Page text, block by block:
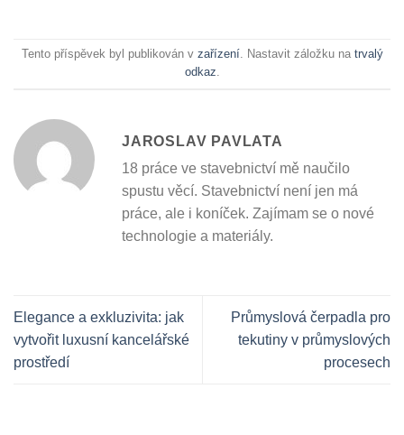
Tento příspěvek byl publikován v zařízení. Nastavit záložku na trvalý
odkaz.
JAROSLAV PAVLATA
18 práce ve stavebnictví mě naučilo
spustu věcí. Stavebnictví není jen má
práce, ale i koníček. Zajímam se o nové
technologie a materiály.
Elegance a exkluzivita: jak
vytvořit luxusní kancelářské
prostředí
Průmyslová čerpadla pro
tekutiny v průmyslových
procesech